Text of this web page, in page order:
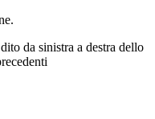
da sinistra a destra dello